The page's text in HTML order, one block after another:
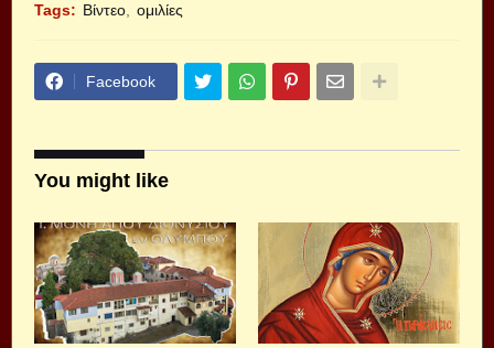
Tags: Βίντεο ομιλίες
Facebook
You might like